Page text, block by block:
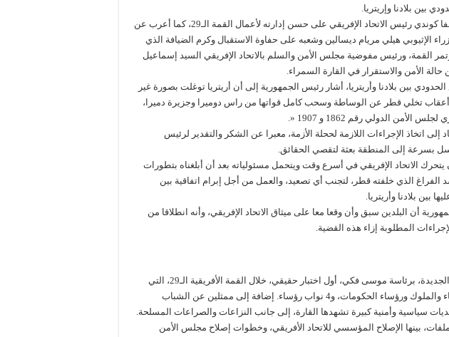
بين بلادنا وإريتريا.
وفي مستهل كلمته أشاد بالسيد/ ألفا كوندي رئيس الاتحاد الإفريقي على حسن إدارته لأعمال القمة الـ29، كما أعرب عن
الإثيوبي هيلي مريام ديسالين وشعبه على حفاوة الاستقبال وكرم الضيافة الذي
القمة، ورئيس مفوضية مجلس الأمن والسلم بالاتحاد الإفريقي السيد إسماعيل
الأمن والاستقرار في القارة السمراء.
بين بلادنا وأريتريا، أشار رئيس الجمهورية إلى أن أريتريا توغلت بصورة غير
أعقاب تخلي قطر عن الوساطة وسحب كامل قواتها من راس دوميرا وجزيرة دميرا،
الأمن الدولي رقم 1862 و 1907 «.
إلى اتخاذ الإجراءات اللازمة لححلة الأزمة، معبرا عن الشكر والتقدير لرئيس
بسرعة إلى المنطقة بعثة لتقصي الحقائق.
الاتحاد الإفريقي في أسرع وقت ويتحمل مسئولياته بعد أن أبلغناه بتطورات
الفراغ الذي خلفته قطر، لتجنب أي تصعيد، والعمل من أجل إبرام اتفاقية بين
بين بلادنا وأريتريا.
أن البلدين سبق وأن وقعا معا على ميثاق الاتحاد الإفريقي، وأنه انطلاقا من
المطلوبة إزاء هذه القضية.
وخاضت مفوضية الاتحاد الأفريقي الجديدة، برئاسة موسى فكي، أول اختبار حقيقي، خلال القمة الأفريقية الـ29، التي
شهدت مشاركة نحو 29 من الرؤساء والملوك ورؤساء الحكومات، و4 نواب رؤساء. إضافة إلى ممثلين عن الشباب
سياسية وأمنية كبيرة تشهدها القارة، إلى جانب النزاعات والصراعات المسلحة.
بينها الإصلاح المؤسسي للاتحاد الأفريقي، وخطوات إصلاح مجلس الأمن